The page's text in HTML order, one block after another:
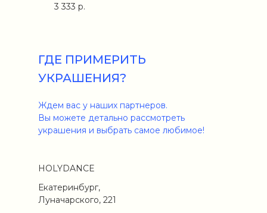
3 333 р.
ГДЕ ПРИМЕРИТЬ
УКРАШЕНИЯ?
Екатеринбург,
Луначарского, 221
HOLYDANCE
Ждем вас у наших партнеров.
Вы можете детально рассмотреть
украшения и выбрать самое любимое!